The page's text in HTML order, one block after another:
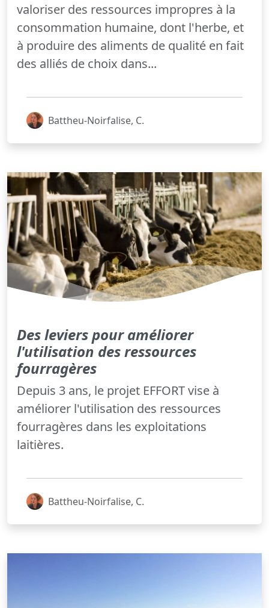
valoriser des ressources impropres à la
consommation humaine, dont l'herbe, et
à produire des aliments de qualité en fait
des alliés de choix dans...
Battheu-Noirfalise, C.
Des leviers pour améliorer
l'utilisation des ressources
fourragères
Depuis 3 ans, le projet EFFORT vise à
améliorer l'utilisation des ressources
fourragères dans les exploitations
laitières.
Battheu-Noirfalise, C.